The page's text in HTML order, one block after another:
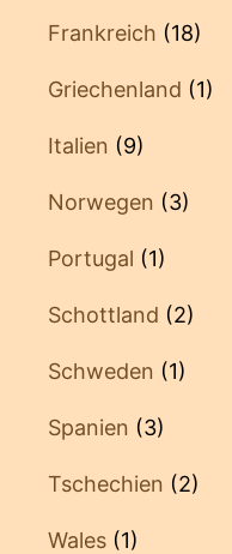
Frankreich (18)
Griechenland (1)
Italien (9)
Norwegen (3)
Portugal (1)
Schottland (2)
Schweden (1)
Spanien (3)
Tschechien (2)
Wales (1)